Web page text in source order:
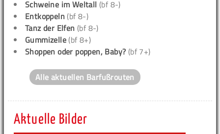
Schweine im Weltall (bf 8-)
Entkoppeln (bf 8-)
Tanz der Elfen (bf 8-)
Gummizelle (bf 8+)
Shoppen oder poppen, Baby? (bf 7+)
Alle aktuellen Barfußrouten
Aktuelle Bilder